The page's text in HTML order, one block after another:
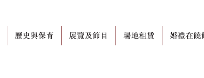
歷史與保育 展覽及節目 場地租賃 婚禮在饒